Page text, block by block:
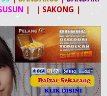
| | SAKONG |